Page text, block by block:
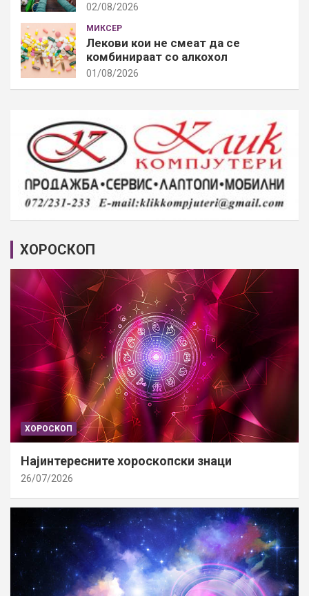
02/08/2026
МИКСЕР
Лекови кои не смеат да се
комбинираат со алкохол
01/08/2026
ХОРОСКОП
ХОРОСКОП
Најинтересните хороскопски знаци
26/07/2026